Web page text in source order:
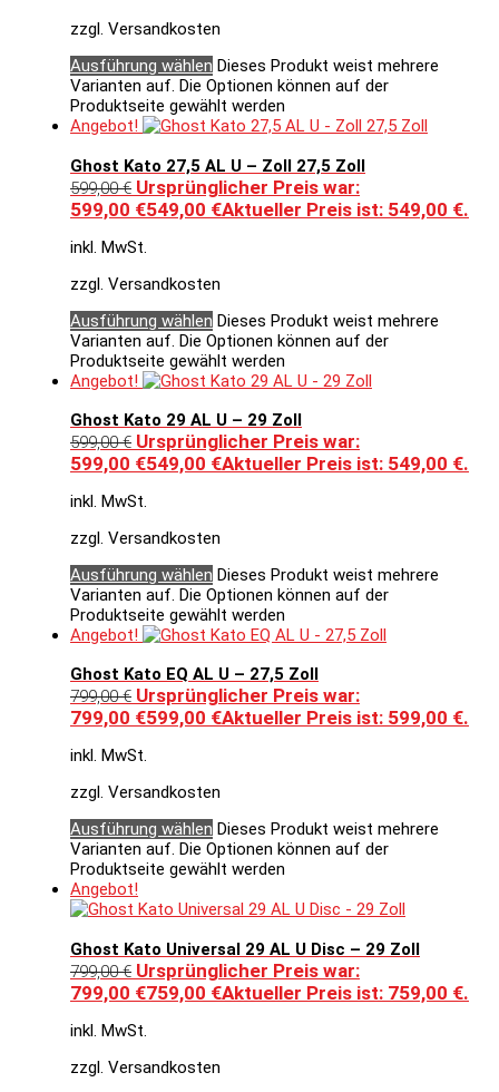
zzgl. Versandkosten
Ausführung wählen Dieses Produkt weist mehrere
Varianten auf. Die Optionen können auf der
Produktseite gewählt werden
Angebot!
Ghost Kato 27,5 AL U – Zoll 27,5 Zoll
599,00€ Ursprünglicher Preis war:
599,00 €549,00 €Aktueller Preis ist: 549,00 €.
inkl. MwSt.
zzgl. Versandkosten
Ausführung wählen Dieses Produkt weist mehrere
Varianten auf. Die Optionen können auf der
Produktseite gewählt werden
Angebot!
Ghost Kato 29 AL U – 29 Zoll
599,00€ Ursprünglicher Preis war:
599,00 €549,00 €Aktueller Preis ist: 549,00 €.
inkl. MwSt.
zzgl. Versandkosten
Ausführung wählen Dieses Produkt weist mehrere
Varianten auf. Die Optionen können auf der
Produktseite gewählt werden
Angebot!
Ghost Kato EQ AL U – 27,5 Zoll
799,00€ Ursprünglicher Preis war:
799,00 €599,00 €Aktueller Preis ist: 599,00 €.
inkl. MwSt.
zzgl. Versandkosten
Ausführung wählen Dieses Produkt weist mehrere
Varianten auf. Die Optionen können auf der
Produktseite gewählt werden
Angebot!
Ghost Kato Universal 29 AL U Disc – 29 Zoll
799,00€ Ursprünglicher Preis war:
799,00 €759,00 €Aktueller Preis ist: 759,00 €.
inkl. MwSt.
zzgl. Versandkosten